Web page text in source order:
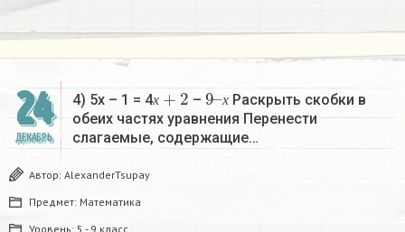
24
ДЕКАБРЬ
4) 5х – 1 = 4х
х+2
– х
9–
х
Раскрыть скобки в
обеих частях уравнения Перенести
слагаемые, содержащие…
Автор: AlexanderTsupay
Предмет: Математика
Уровень: 5 - 9 класс